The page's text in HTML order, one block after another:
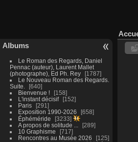
Albums
Le Roman des Regards, Daniel
Pennac (auteur), Laurent Mallet
(photographe), Ed Ph. Rey
1787
Le Nouveau Roman des Regards.
Suite.
640
Bienvenue !
158
L'instant décisif
152
Paris
291
Exposition 1990-2026
658
Éphéméride
3233
A propos de solitude ...
289
10 Graphisme
717
Rencontres au Musée 2026
125